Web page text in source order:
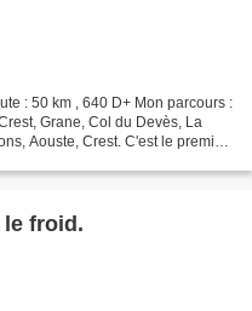
: 50 km , 640 D+ Mon parcours :
Grane, Col du Devès, La
Aouste, Crest. C'est le premier
le froid.